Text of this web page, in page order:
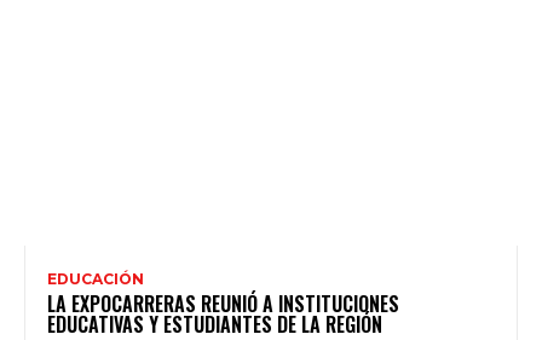
EDUCACIÓN
LA EXPOCARRERAS REUNIÓ A INSTITUCIONES
EDUCATIVAS Y ESTUDIANTES DE LA REGIÓN